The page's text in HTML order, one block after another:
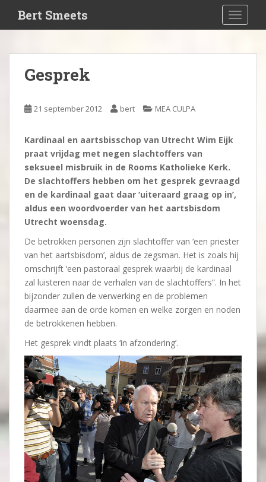
i
Bert Smeets
Gesprek
21 september 2012 bert MEA CULPA
Kardinaal en aartsbisschop van Utrecht Wim Eijk
praat vrijdag met negen slachtoffers van
seksueel misbruik in de Rooms Katholieke Kerk.
De slachtoffers hebben om het gesprek gevraagd
en de kardinaal gaat daar ‘uiteraard graag op in’,
aldus een woordvoerder van het aartsbisdom
Utrecht woensdag.
De betrokken personen zijn slachtoffer van ‘een priester
van het aartsbisdom’, aldus de zegsman. Het is zoals hij
omschrijft ‘een pastoraal gesprek waarbij de kardinaal
zal luisteren naar de verhalen van de slachtoffers”. In het
bijzonder zullen de verwerking en de problemen
daarmee aan de orde komen en welke zorgen en noden
de betrokkenen hebben.
Het gesprek vindt plaats ‘in afzondering’.